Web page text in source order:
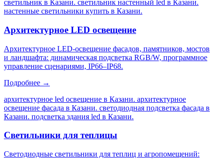
светильник в Казани. светильник настенный led в Казани.
настенные светильники купить в Казани.
Архитектурное LED освещение
Архитектурное LED-освещение фасадов, памятников, мостов
и ландшафта: динамическая подсветка RGB/W, программное
управление сценариями, IP66–IP68.
Подробнее →
архитектурное led освещение в Казани. архитектурное
освещение фасада в Казани. светодиодная подсветка фасада в
Казани. подсветка здания led в Казани.
Светильники для теплицы
Светодиодные светильники для теплиц и агропомещений: